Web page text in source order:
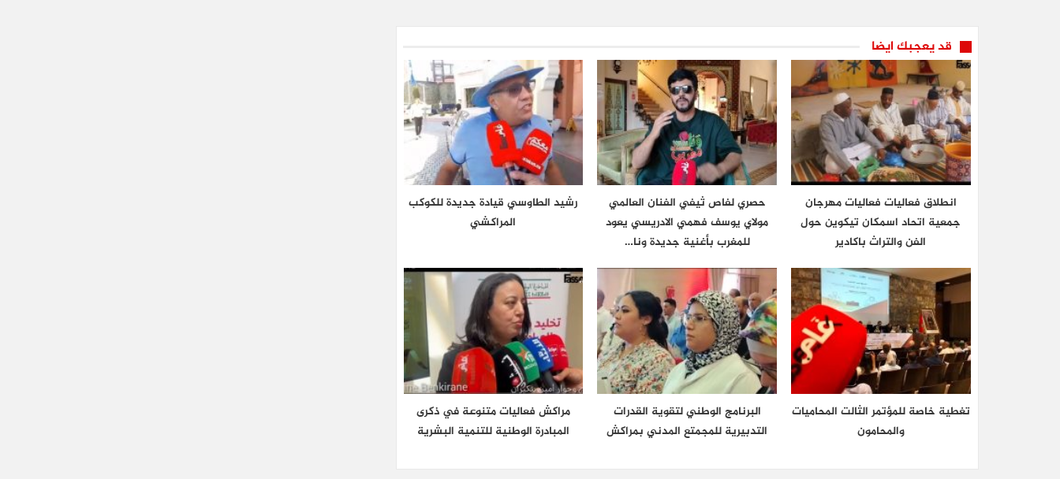
قد يعجبك ايضا
انطلاق فعاليات فعاليات مهرجان
جمعية اتحاد اسمكان تيكوين حول
الفن والتراث باكادير
حصري لفاص ثيفي الفنان العالمي
مولاي يوسف فهمي الادريسي يعود
للمغرب بأغنية جديدة ونا…
رشيد الطاوسي قيادة جديدة للكوكب
المراكشي
تغطية خاصة للمؤتمر الثالت المحاميات
والمحامون
البرنامج الوطني لتقوية القدرات
التدبيرية للمجمتع المدني بمراكش
مراكش فعاليات متنوعة في ذكرى
المبادرة الوطنية للتنمية البشرية